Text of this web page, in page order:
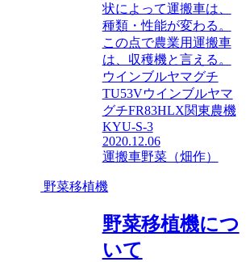
状によって運搬車は、
種類・性能が変わる。
この点で農業用運搬車
は、収穫機と言える。
ウインブルヤマグチ
TU53Vウインブルヤマ
グチFR83HLX関東農機
KYU-S-3
2020.12.06
運搬車野菜（畑作）
野菜移植機
野菜移植機につ
いて